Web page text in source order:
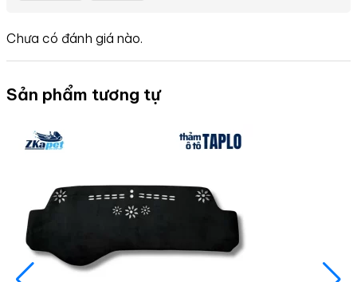
Chưa có đánh giá nào.
Sản phẩm tương tự